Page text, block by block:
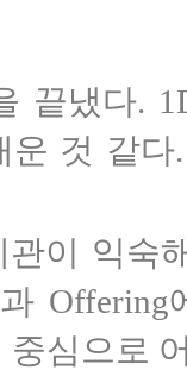
끝냈다.
운 것 같
관이 익숙
중심으로